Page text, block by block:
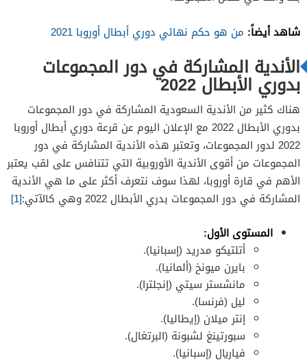
شاهد أيضاً: من هو حكم نهائي دوري أبطال أوروبا 2021
الأندية المشاركة في دور المجموعات
بدوري الأبطال 2022
هناك كثير من الأندية السعودية المشاركة في دور المجموعات
بدوري الأبطال 2022 مع الإعلان اليوم عن قرعة دوري أبطال أوروبا
2022 لدور المجموعات، وتعتبر هذه الأندية المشاركة في دور
المجموعات من أقوى الأندية الأوروبية التي تتنافس على لقب يعتبر
الأهم في قارة أوروبا، لهذا سوف نتعرف أكثر على ما هي الأندية
المشاركة في دور المجموعات بدري الأبطال 2022 وهي كالآتي:
[1]
المستوى الأول:
أتلتيكو مدريد (إسبانيا).
بايرن ميونخ (ألمانيا).
مانشستر سيتي (إنجلترا).
ليل (فرنسا).
إنتر ميلان (إيطاليا).
سبورتينغ لشبونة (البرتغال).
فياريال (إسبانيا).